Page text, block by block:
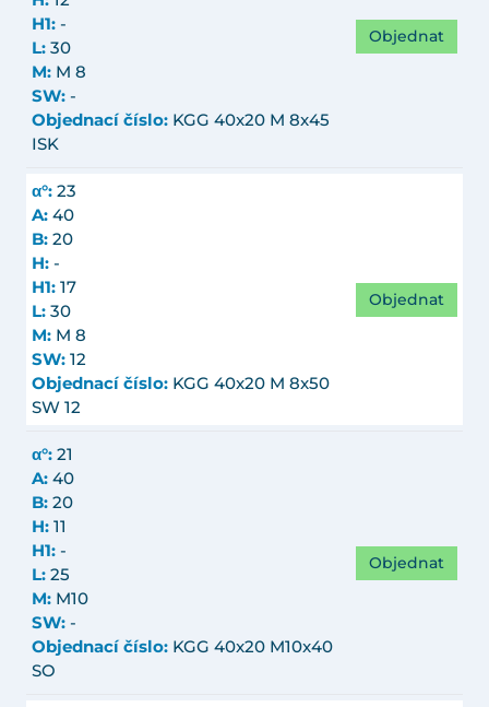
H1: -
L: 30
M: M 8
SW: -
Objednací číslo: KGG 40x20 M 8x45
ISK
Objednat
α°: 23
A: 40
B: 20
H: -
H1: 17
L: 30
M: M 8
SW: 12
Objednací číslo: KGG 40x20 M 8x50
SW 12
Objednat
α°: 21
A: 40
B: 20
H: 11
H1: -
L: 25
M: M10
SW: -
Objednací číslo: KGG 40x20 M10x40
SO
Objednat